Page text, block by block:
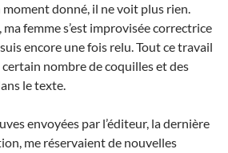
moment donné, il ne voit plus rien.
ma femme s’est improvisée correctrice
encore une fois relu. Tout ce travail
nombre de coquilles et des
le texte.
envoyées par l’éditeur, la dernière
me réservaient de nouvelles